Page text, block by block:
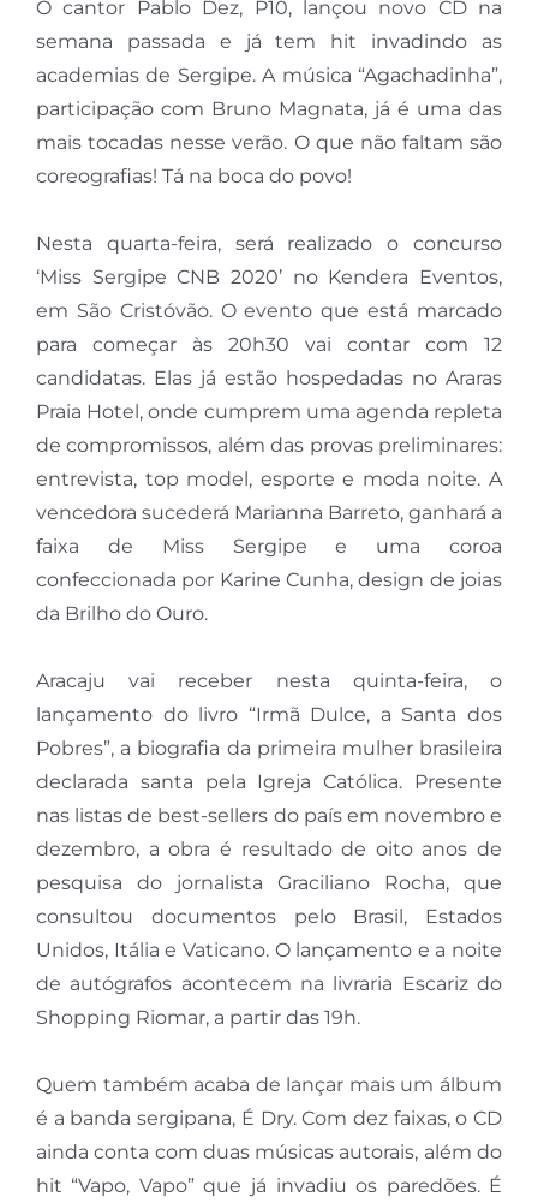
O cantor Pablo Dez, P10, lançou novo CD na
semana passada e já tem hit invadindo as
academias de Sergipe. A música “Agachadinha”,
participação com Bruno Magnata, já é uma das
mais tocadas nesse verão. O que não faltam são
coreografias! Tá na boca do povo!
Nesta quarta-feira, será realizado o concurso
‘Miss Sergipe CNB 2020’ no Kendera Eventos,
em São Cristóvão. O evento que está marcado
para começar às 20h30 vai contar com 12
candidatas. Elas já estão hospedadas no Araras
Praia Hotel, onde cumprem uma agenda repleta
de compromissos, além das provas preliminares:
entrevista, top model, esporte e moda noite. A
vencedora sucederá Marianna Barreto, ganhará a
faixa de Miss Sergipe e uma coroa
confeccionada por Karine Cunha, design de joias
da Brilho do Ouro.
Aracaju vai receber nesta quinta-feira, o
lançamento do livro “Irmã Dulce, a Santa dos
Pobres”, a biografia da primeira mulher brasileira
declarada santa pela Igreja Católica. Presente
nas listas de best-sellers do país em novembro e
dezembro, a obra é resultado de oito anos de
pesquisa do jornalista Graciliano Rocha, que
consultou documentos pelo Brasil, Estados
Unidos, Itália e Vaticano. O lançamento e a noite
de autógrafos acontecem na livraria Escariz do
Shopping Riomar, a partir das 19h.
Quem também acaba de lançar mais um álbum
é a banda sergipana, É Dry. Com dez faixas, o CD
ainda conta com duas músicas autorais, além do
hit “Vapo, Vapo” que já invadiu os paredões. É